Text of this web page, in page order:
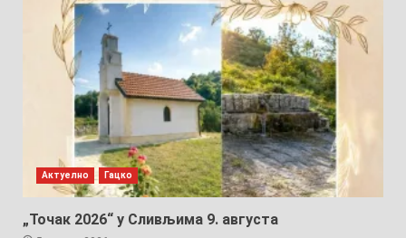
Актуелно Гацко
„Точак 2026“ у Сливљима 9. августа